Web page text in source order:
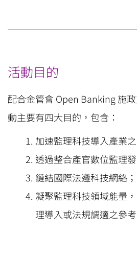
活動目的
配合金管會 Open Banking施
動主要有四大目的，包含：
加速監理科技導入產業
透過整合產官數位監理發
鏈結國際法遵科技網絡；
凝聚監理科技領域能量
理導入或法規調適之參考